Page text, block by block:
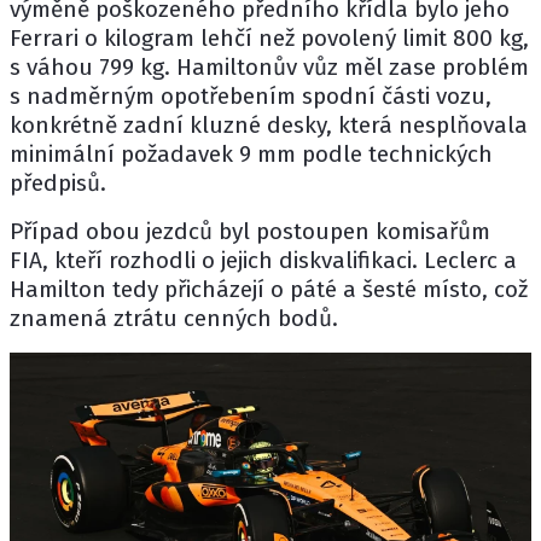
výměně poškozeného předního křídla bylo jeho
Ferrari o kilogram lehčí než povolený limit 800 kg,
s váhou 799 kg. Hamiltonův vůz měl zase problém
s nadměrným opotřebením spodní části vozu,
konkrétně zadní kluzné desky, která nesplňovala
minimální požadavek 9 mm podle technických
předpisů.
Případ obou jezdců byl postoupen komisařům
FIA, kteří rozhodli o jejich diskvalifikaci. Leclerc a
Hamilton tedy přicházejí o páté a šesté místo, což
znamená ztrátu cenných bodů.